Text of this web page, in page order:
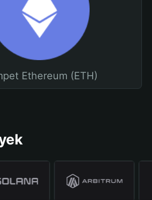
Ethereum (ETH)